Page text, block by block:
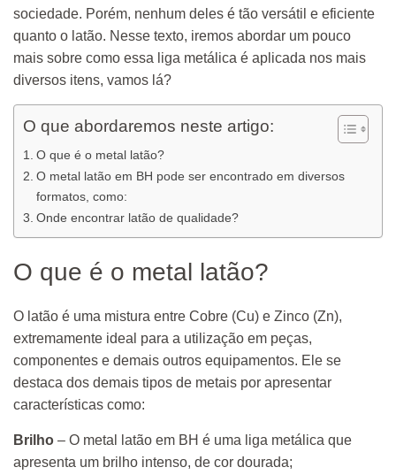
A
O
sociedade. Porém, nenhum deles é tão versátil e eficiente
quanto o latão. Nesse texto, iremos abordar um pouco
mais sobre como essa liga metálica é aplicada nos mais
diversos itens, vamos lá?
O que abordaremos neste artigo:
O que é o metal latão?
O metal latão em BH pode ser encontrado em diversos
formatos, como:
Onde encontrar latão de qualidade?
O que é o metal latão?
O latão é uma mistura entre Cobre (Cu) e Zinco (Zn),
extremamente ideal para a utilização em peças,
componentes e demais outros equipamentos. Ele se
destaca dos demais tipos de metais por apresentar
características como:
Brilho – O metal latão em BH é uma liga metálica que
apresenta um brilho intenso, de cor dourada;